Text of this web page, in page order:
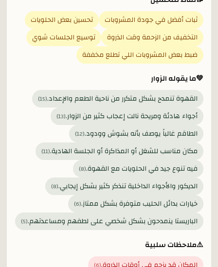
ثبات أفضل في جودة المشروبات
تحسين بعض الحلويات
التخفيف من الزحمة وقت الذروة
توسيع الجلسات شوي
ضبط بعض المشروبات اللي تطلع مخففة
💚ما يقوله الزوار
القهوة تنمدح بشكل متكرر من ناحية الطعم والإعداد.(
15
)
أجواء هادئة ومريحة نالت إعجاب كثير من الزوار.(
13
)
الطاقم غالباً يوصف بأنه بشوش وودود.(
12
)
مكان مناسب للشغل أو المذاكرة أو الجلسة الهادية.(
11
)
فيه تنوع جيد في الحلويات مع القهوة.(
8
)
الديكور والأجواء الداخلية تنذكر كثير بشكل إيجابي.(
8
)
خيارات بدائل الحليب متوفرة بشكل ممتاز.(
6
)
الباريستا ينمدحون بشكل شخصي على لطفهم ومساعدتهم.(
5
)
⚠️ملاحظات سلبية